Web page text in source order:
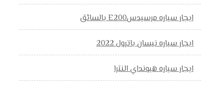
ايجار سياره مرسيدسE200 بالسائق
ايجار سياره نيسان باترول 2022
ايجار سياره هيونداي النترا